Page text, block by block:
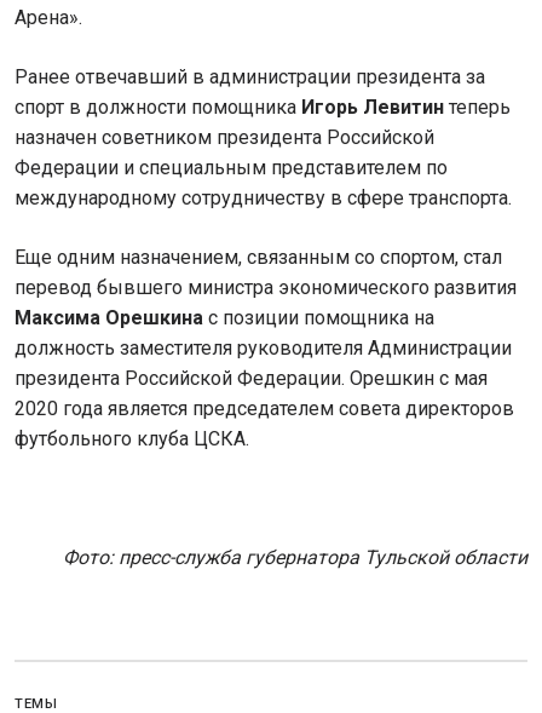
Арена».
Ранее отвечавший в администрации президента за
спорт в должности помощника Игорь Левитин теперь
назначен советником президента Российской
Федерации и специальным представителем по
международному сотрудничеству в сфере транспорта.
Еще одним назначением, связанным со спортом, стал
перевод бывшего министра экономического развития
Максима Орешкина с позиции помощника на
должность заместителя руководителя Администрации
президента Российской Федерации. Орешкин с мая
2020 года является председателем совета директоров
футбольного клуба ЦСКА.
Фото: пресс-служба губернатора Тульской области
ТЕМЫ